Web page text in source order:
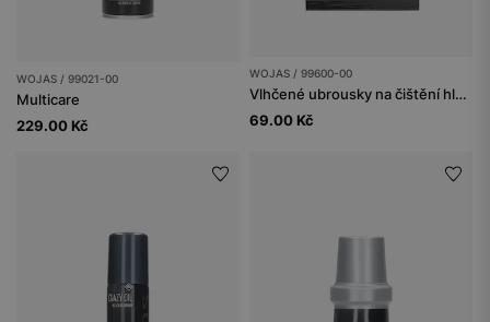
WOJAS / 99021-00
Multicare
229.00 Kč
WOJAS / 99600-00
Vlhčené ubrousky na čištění hladké kůže
69.00 Kč